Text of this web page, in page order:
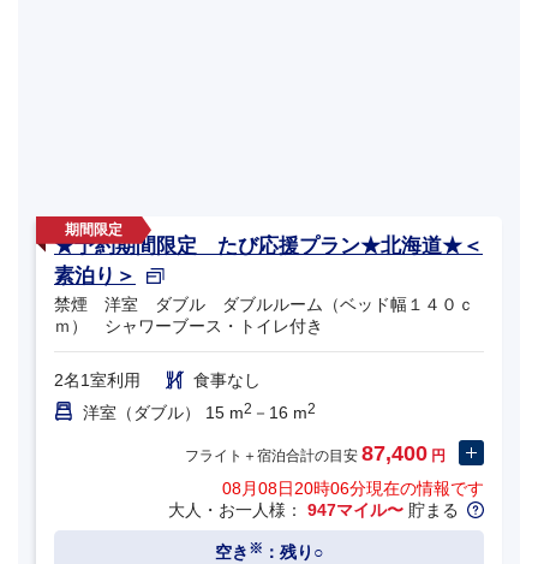
★予約期間限定 たび応援プラン★北海道★＜
素泊り＞
禁煙 洋室 ダブル ダブルルーム（ベッド幅１４０ｃ
ｍ） シャワーブース・トイレ付き
2名1室利用
食事なし
洋室（ダブル） 15 m2 －16 m2
フライト＋宿泊合計の目安 87,400 円
08月08日20時06分現在の情報です
大人・お一人様： 947マイル〜 貯まる
空き ※ ：残り○